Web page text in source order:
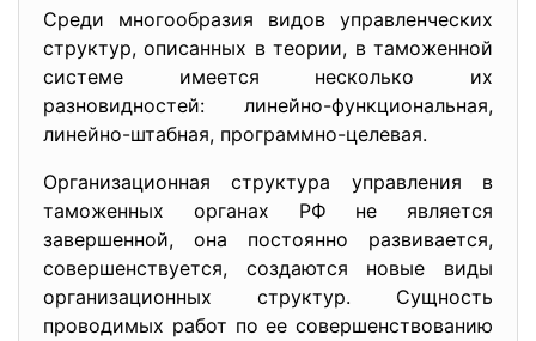
Среди многообразия видов управленческих
структур, описанных в теории, в таможенной
системе имеется несколько их
разновидностей: линейно-функциональная,
линейно-штабная, программно-целевая.
Организационная структура управления в
таможенных органах РФ не является
завершенной, она постоянно развивается,
совершенствуется, создаются новые виды
организационных структур. Сущность
проводимых работ по ее совершенствованию